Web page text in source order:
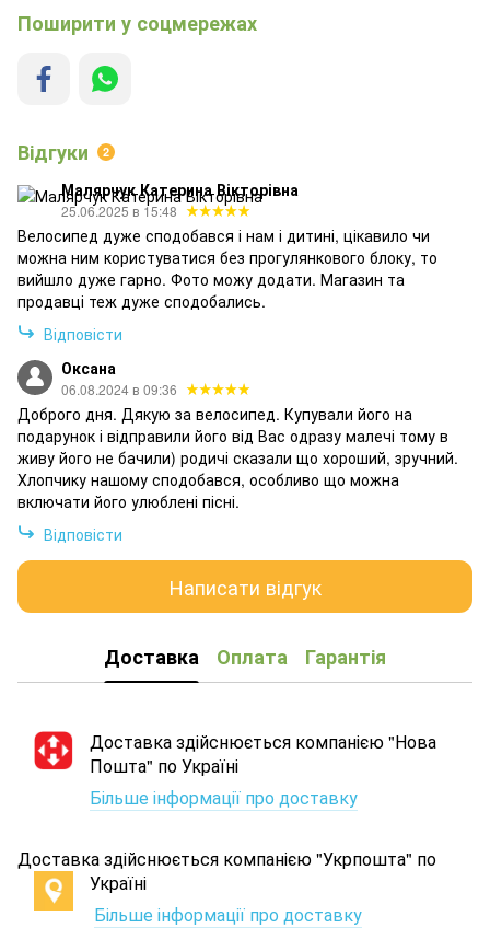
Поширити у соцмережах
Відгуки 2
Малярчук Катерина Вікторівна
25.06.2025 в 15:48
Велосипед дуже сподобався і нам і дитині, цікавило чи
можна ним користуватися без прогулянкового блоку, то
вийшло дуже гарно. Фото можу додати. Магазин та
продавці теж дуже сподобались.
Відповісти
Оксана
06.08.2024 в 09:36
Доброго дня. Дякую за велосипед. Купували його на
подарунок і відправили його від Вас одразу малечі тому в
живу його не бачили) родичі сказали що хороший, зручний.
Хлопчику нашому сподобався, особливо що можна
включати його улюблені пісні.
Відповісти
Написати відгук
Доставка Оплата Гарантія
Доставка здійснюється компанією "Нова
Пошта" по Україні
Більше інформації про доставку
Доставка здійснюється компанією "Укрпошта" по
Україні
Більше інформації про доставку